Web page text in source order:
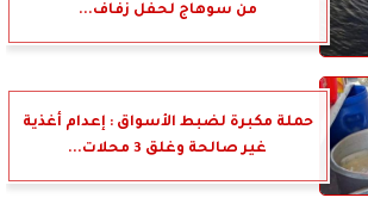
من سوهاج لحفل زفاف...
حملة مكبرة لضبط الأسواق : إعدام أغذية
غير صالحة وغلق 3 محلات...